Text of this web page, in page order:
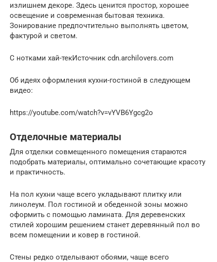
излишнем декоре. Здесь ценится простор, хорошее
освещение и современная бытовая техника.
Зонирование предпочтительно выполнять цветом,
фактурой и светом.
С нотками хай-текИсточник cdn.archilovers.com
Об идеях оформления кухни-гостиной в следующем
видео:
https://youtube.com/watch?v=vYVB6Ygcg2o
Отделочные материалы
Для отделки совмещенного помещения стараются
подобрать материалы, оптимально сочетающие красоту
и практичность.
На пол кухни чаще всего укладывают плитку или
линолеум. Пол гостиной и обеденной зоны можно
оформить с помощью ламината. Для деревенских
стилей хорошим решением станет деревянный пол во
всем помещении и ковер в гостиной.
Стены редко отделывают обоями, чаще всего